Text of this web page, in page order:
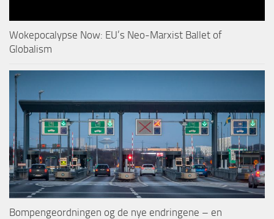
Wokepocalypse Now: EU’s Neo-Marxist Ballet of
Globalism
Bompengeordningen og de nye endringene – en